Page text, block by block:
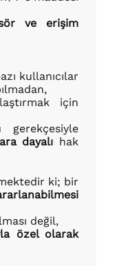
ve erişim
kullanıcılar
için
dayalı hak
ki; bir
değil,
özel olarak